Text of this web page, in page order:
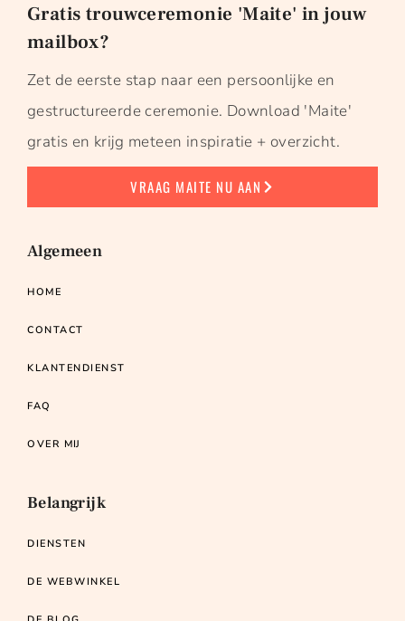
Gratis trouwceremonie 'Maite' in jouw
mailbox?
Zet de eerste stap naar een persoonlijke en
gestructureerde ceremonie. Download 'Maite'
gratis en krijg meteen inspiratie + overzicht.
VRAAG MAITE NU AAN
Algemeen
HOME
CONTACT
KLANTENDIENST
FAQ
OVER MIJ
Belangrijk
DIENSTEN
DE WEBWINKEL